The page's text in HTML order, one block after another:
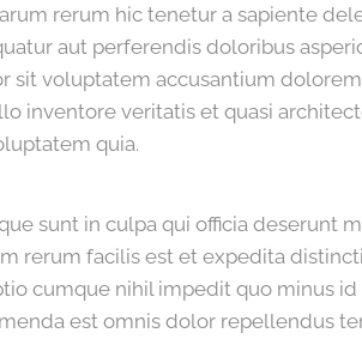
rerum hic tenetur a sapiente
aut perferendis doloribus
sit voluptatem accusantium
inventore veritatis et quasi
quia.
sunt in culpa qui officia deserunt
rerum facilis est et expedita
cumque nihil impedit quo minus
est omnis dolor repellendus